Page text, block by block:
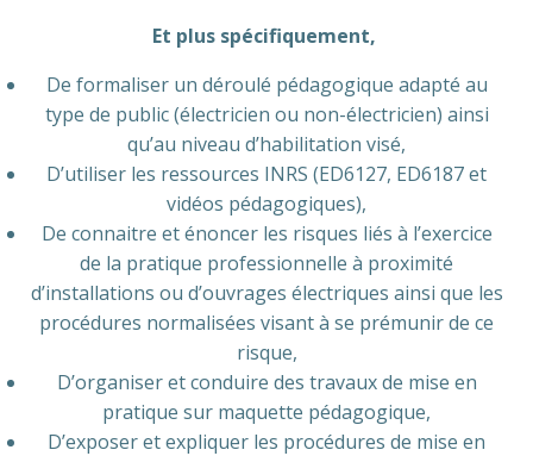
Et plus spécifiquement,
De formaliser un déroulé pédagogique adapté au
type de public (électricien ou non-électricien) ainsi
qu’au niveau d’habilitation visé,
D’utiliser les ressources INRS (ED6127, ED6187 et
vidéos pédagogiques),
De connaitre et énoncer les risques liés à l’exercice
de la pratique professionnelle à proximité
d’installations ou d’ouvrages électriques ainsi que les
procédures normalisées visant à se prémunir de ce
risque,
D’organiser et conduire des travaux de mise en
pratique sur maquette pédagogique,
D’exposer et expliquer les procédures de mise en